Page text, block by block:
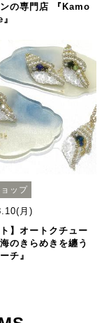
の専門店 『Kamo
ップ
月)
ト】オートクチュー
のきらめきを纏う
チ』